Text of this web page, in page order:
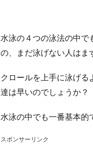
水泳の４つの泳法の中で
の、まだ泳げない人はま
クロールを上手に泳げ
達は早いのでしょうか？
水泳の中でも一番基本的
スポンサーリンク